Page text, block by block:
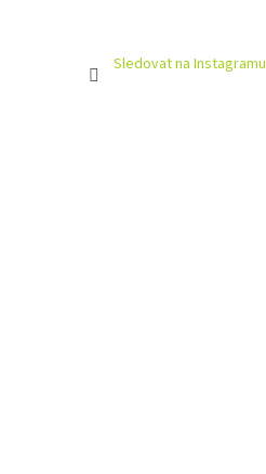
Sledovat na Instagramu